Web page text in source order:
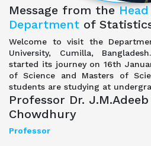
Message from the
Department of
Welcome to visit the
University, Cumilla,
started its journey on 16th
of Science and Masters of
students are studying at
Professor Dr.
Chowdhury
Professor